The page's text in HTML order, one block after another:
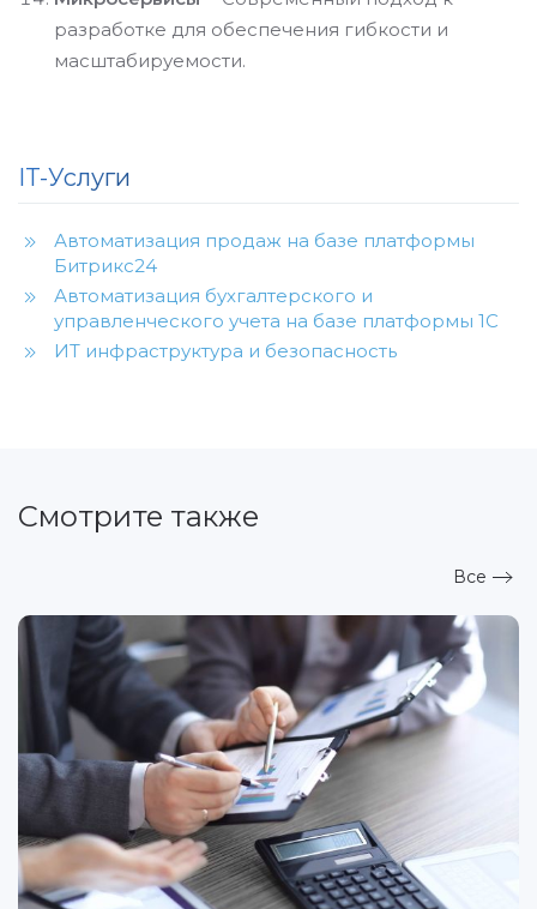
разработке для обеспечения гибкости и
масштабируемости.
IT-Услуги
Автоматизация продаж на базе платформы
Битрикс24
Автоматизация бухгалтерского и
управленческого учета на базе платформы 1С
ИТ инфраструктура и безопасность
Смотрите также
Все